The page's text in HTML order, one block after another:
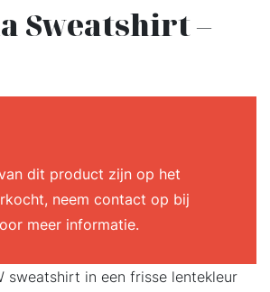
Sweatshirt –
dit product zijn op het
neem contact op bij
meer informatie.
sweatshirt in een frisse lentekleur